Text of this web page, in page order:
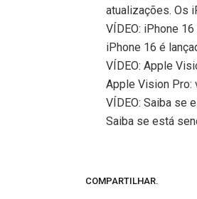
atualizações. Os
VÍDEO: iPhone
iPhone 16 é
VÍDEO: Apple
Apple Vision
VÍDEO: Saiba se
Saiba se está
COMPARTILHAR.